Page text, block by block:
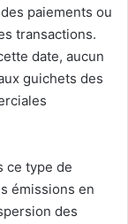
paiements ou
transactions.
date, aucun
guichets des
ce type de
émissions en
des